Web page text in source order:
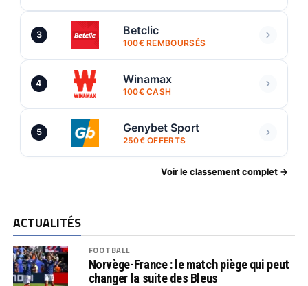
3 Betclic
100€ REMBOURSÉS
4 Winamax
100€ CASH
5 Genybet Sport
250€ OFFERTS
Voir le classement complet →
ACTUALITÉS
FOOTBALL
Norvège-France : le match piège qui peut
changer la suite des Bleus